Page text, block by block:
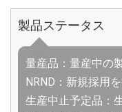
製品ステータス
量産品：量産中の
NRND：新規採用
生産中止予定品：